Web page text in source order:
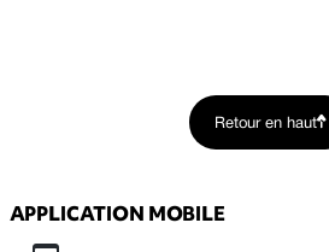
Retour en haut
APPLICATION MOBILE